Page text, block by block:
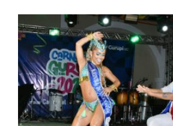
Gurupi
2026
terá
matinês
infantis
com
música,